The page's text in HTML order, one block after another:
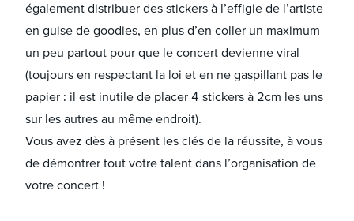
également distribuer des stickers à l’effigie de l’artiste
en guise de goodies, en plus d’en coller un maximum
un peu partout pour que le concert devienne viral
(toujours en respectant la loi et en ne gaspillant pas le
papier : il est inutile de placer 4 stickers à 2cm les uns
sur les autres au même endroit).
Vous avez dès à présent les clés de la réussite, à vous
de démontrer tout votre talent dans l’organisation de
votre concert !